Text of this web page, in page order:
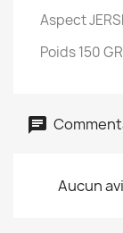
Aspect
Poids 150
Aucun